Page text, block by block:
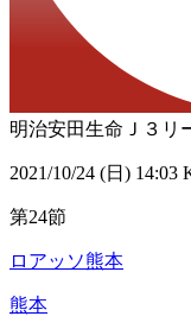
明治安田生命Ｊ３リ
2021/10/24 (日) 14:03
第24節
ロアッソ熊本
熊本